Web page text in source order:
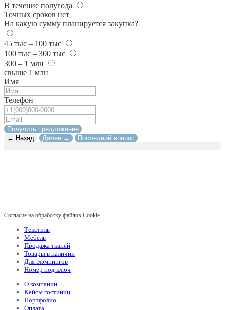
В течение полугода
Точных сроков нет
На какую сумму планируется закупка?
45 тыс – 100 тыс
100 тыс – 300 тыс
300 – 1 млн
свыше 1 млн
Имя
Телефон
Получить предложение
← Назад
Далее → Последний вопрос
Согласие на обработку файлов Cookie
Текстиль
Мебель
Продажа тканей
Товары в наличии
Для глэмпингов
Номер под ключ
О компании
Кейсы гостиниц
Портфолио
Оплата